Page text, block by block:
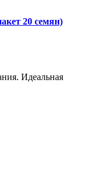
20 семян)
Идеальная